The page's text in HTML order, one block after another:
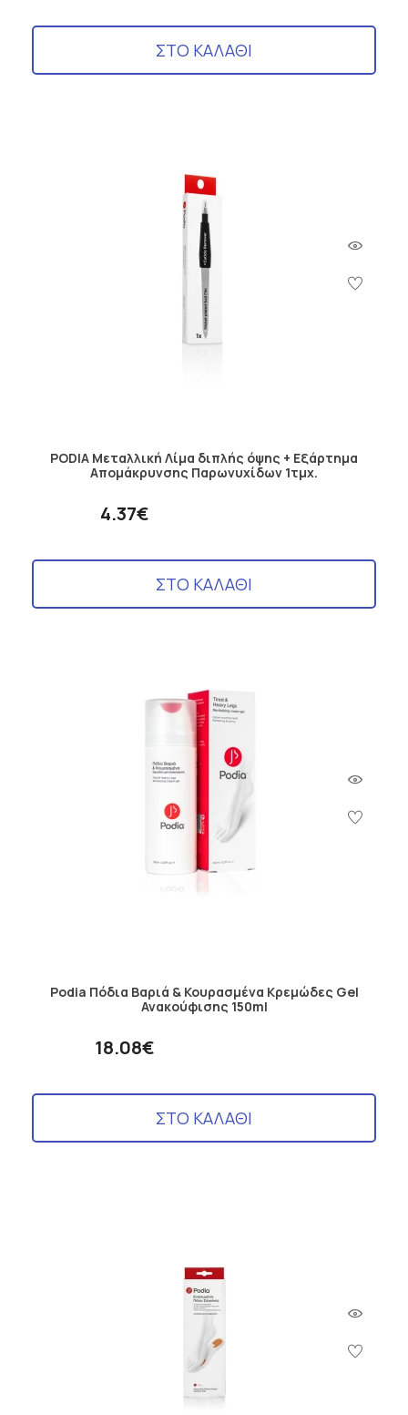
ΣΤΟ ΚΑΛΑΘΙ
PODIA Μεταλλική Λίμα διπλής όψης + Εξάρτημα
Απομάκρυνσης Παρωνυχίδων 1τμχ.
4.37€
ΣΤΟ ΚΑΛΑΘΙ
Podia Πόδια Βαριά & Κουρασμένα Κρεμώδες Gel
Ανακούφισης 150ml
18.08€
ΣΤΟ ΚΑΛΑΘΙ